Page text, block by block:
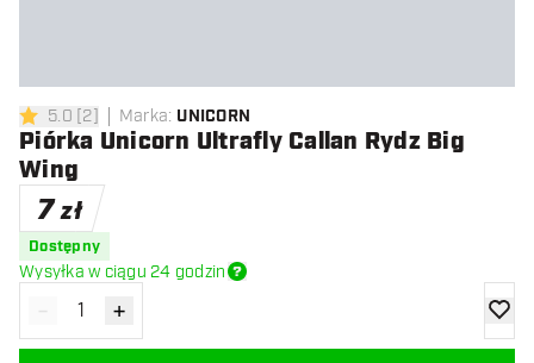
5 gwiazdki oceny
5.0 [2] Marka: UNICORN
Piórka Unicorn Ultrafly Callan Rydz Big
Wing
7 zł
Dostępny
Wysyłka w ciągu 24 godzin
Zmniejsz ilość
- Zwiększ ilość
+